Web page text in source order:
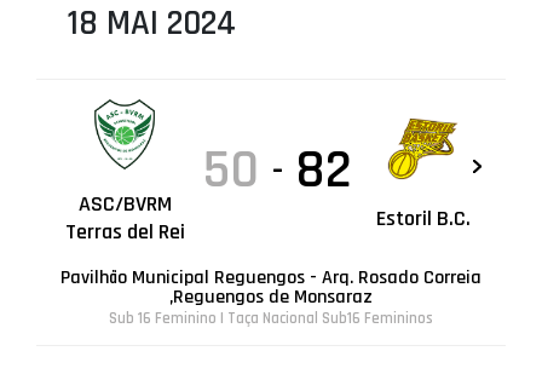
18 MAI 2024
ASC/BVRM
Terras del Rei
50 - 82
Estoril B.C.
Pavilhão Municipal Reguengos - Arq. Rosado Correia
,Reguengos de Monsaraz
Sub 16 Feminino | Taça Nacional Sub16 Femininos